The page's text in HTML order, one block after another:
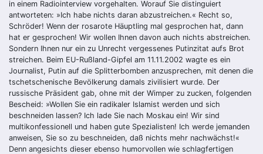
in einem Radiointerview vorgehalten. Worauf Sie distinguiert
antworteten: »Ich habe nichts daran abzustreichen.« Recht so,
Schröder! Wenn der rosarote Häuptling mal gesprochen hat, dann
hat er gesprochen! Wir wollen Ihnen davon auch nichts abstreichen.
Sondern Ihnen nur ein zu Unrecht vergessenes Putinzitat aufs Brot
streichen. Beim EU-Rußland-Gipfel am 11.11.2002 wagte es ein
Journalist, Putin auf die Splitterbomben anzusprechen, mit denen die
tschetschenische Bevölkerung damals zivilisiert wurde. Der
russische Präsident gab, ohne mit der Wimper zu zucken, folgenden
Bescheid: »Wollen Sie ein radikaler Islamist werden und sich
beschneiden lassen? Ich lade Sie nach Moskau ein! Wir sind
multikonfessionell und haben gute Spezialisten! Ich werde jemanden
anweisen, Sie so zu beschneiden, daß nichts mehr nachwächst!«
Denn angesichts dieser ebenso humorvollen wie schlagfertigen